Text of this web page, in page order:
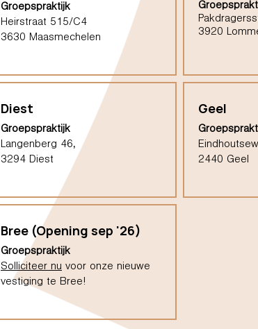
Groepspraktijk
Heirstraat 515/C4
3630 Maasmechelen
Diest
Groepspraktijk
Langenberg 46,
3294 Diest
Bree (Opening sep '26)
Groepspraktijk
Solliciteer nu voor onze nieuwe
vestiging te Bree!
3920
Geel
2440 Geel